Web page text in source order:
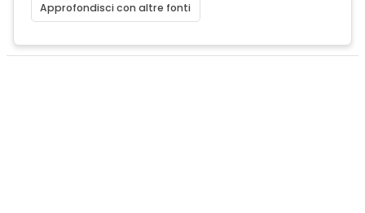
Approfondisci con altre fonti